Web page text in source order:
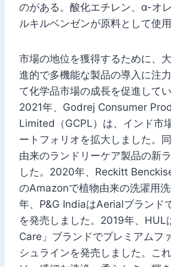
のがある。酸化エチレン、α-オ
ルキルベンゼンが原料として使用
市場の地位を獲得するために、
進的で多機能な製品の導入に注
て化学品市場の成長を促進して
2021年、Godrej Consumer
Limited（GCPL）は、インド市
ートフォリオを拡大しました。
由来のランドリーケア製品の新
した。2020年、Reckitt
のAmazonで植物由来の洗濯用
年、P&G IndiaはAerialブランド
を発売しました。2019年、HUL
Care」ブランドでプレミアムフ
シュラインを発売しました。こ